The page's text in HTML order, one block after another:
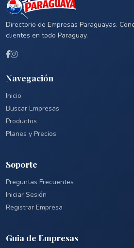
Directorio de Empresas Paraguayas.
clientes en todo Paraguay.
Navegación
Inicio
Buscar Empresas
Productos
Planes y Precios
Soporte
Preguntas Frecuentes
Iniciar Sesión
Registrar Empresa
Guia de Empresas